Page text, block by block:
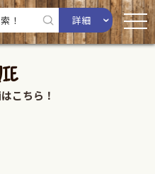
詳細
こちら！